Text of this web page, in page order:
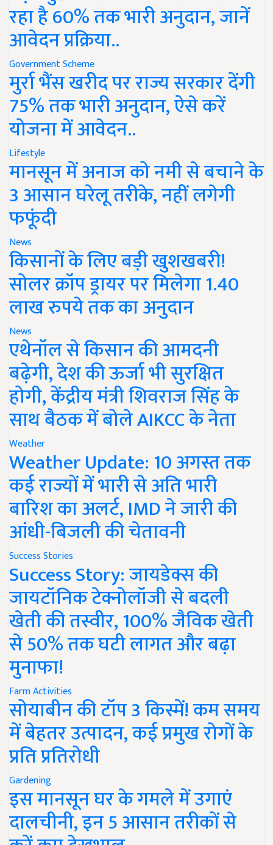
रहा है 60% तक भारी अनुदान, जानें
आवेदन प्रक्रिया..
Government Scheme
मुर्रा भैंस खरीद पर राज्य सरकार देंगी
75% तक भारी अनुदान, ऐसे करें
योजना में आवेदन..
Lifestyle
मानसून में अनाज को नमी से बचाने के
3 आसान घरेलू तरीके, नहीं लगेगी
फफूंदी
News
किसानों के लिए बड़ी खुशखबरी!
सोलर क्रॉप ड्रायर पर मिलेगा 1.40
लाख रुपये तक का अनुदान
News
एथेनॉल से किसान की आमदनी
बढ़ेगी, देश की ऊर्जा भी सुरक्षित
होगी, केंद्रीय मंत्री शिवराज सिंह के
साथ बैठक में बोले AIKCC के नेता
Weather
Weather Update: 10 अगस्त तक
कई राज्यों में भारी से अति भारी
बारिश का अलर्ट, IMD ने जारी की
आंधी-बिजली की चेतावनी
Success Stories
Success Story: जायडेक्स की
जायटॉनिक टेक्नोलॉजी से बदली
खेती की तस्वीर, 100% जैविक खेती
से 50% तक घटी लागत और बढ़ा
मुनाफा!
Farm Activities
सोयाबीन की टॉप 3 किस्में! कम समय
में बेहतर उत्पादन, कई प्रमुख रोगों के
प्रति प्रतिरोधी
Gardening
इस मानसून घर के गमले में उगाएं
दालचीनी, इन 5 आसान तरीकों से